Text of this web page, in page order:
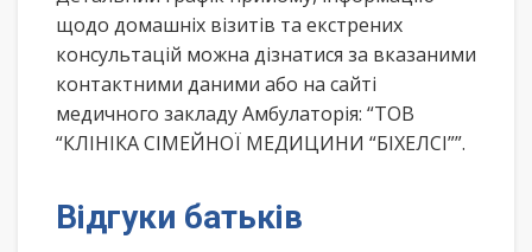
щодо домашніх візитів та екстрених
консультацій можна дізнатися за вказаними
контактними даними або на сайті
медичного закладу Амбулаторія: “ТОВ
“КЛІНІКА СІМЕЙНОЇ МЕДИЦИНИ “БІХЕЛСІ””.
Відгуки батьків